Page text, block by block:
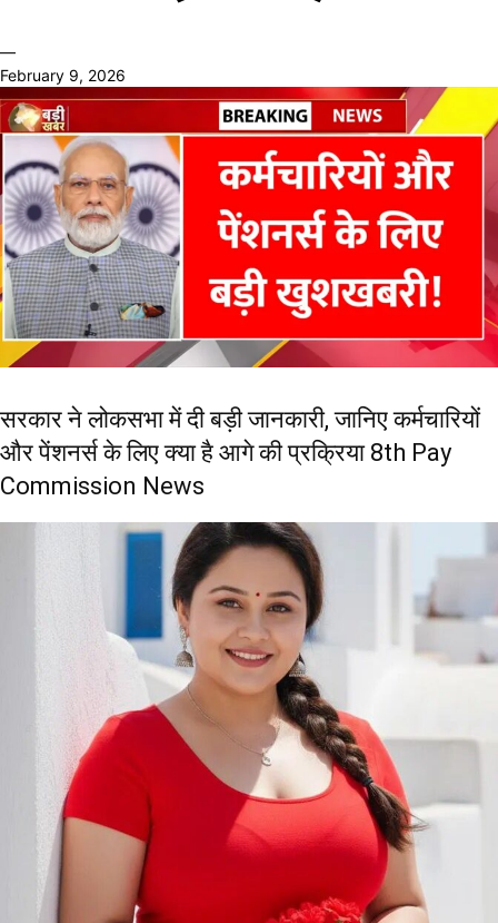
—
February 9, 2026
सरकार ने लोकसभा में दी बड़ी जानकारी, जानिए कर्मचारियों
और पेंशनर्स के लिए क्या है आगे की प्रक्रिया 8th Pay
Commission News